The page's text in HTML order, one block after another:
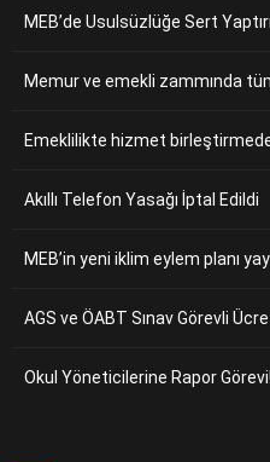
MEB’de Usulsüzlüğe Sert
Memur ve emekli zammında
Emeklilikte hizmet
Akıllı Telefon Yasağı İptal Edildi
MEB’in yeni iklim eylem planı
AGS ve ÖABT Sınav Görevli
Okul Yöneticilerine Rapor Görevi!